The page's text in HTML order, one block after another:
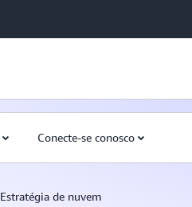
Conecte-se conosco
Estratégia de nuvem